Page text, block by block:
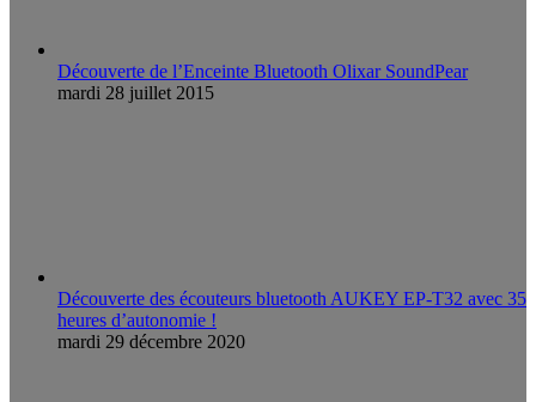
Découverte de l’Enceinte Bluetooth Olixar SoundPear
mardi 28 juillet 2015
Découverte des écouteurs bluetooth AUKEY EP-T32 avec 35
heures d’autonomie !
mardi 29 décembre 2020